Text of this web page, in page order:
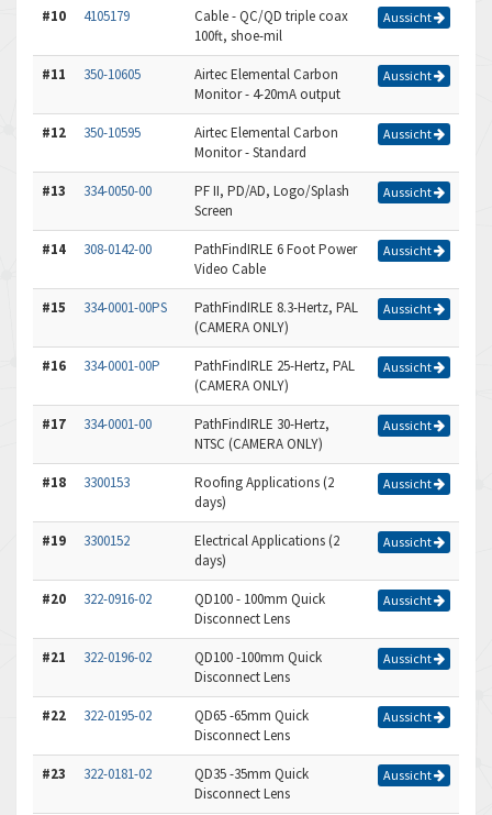
#10 4105179
Cable - QC/QD triple coax
100ft, shoe-mil
Aussicht
#11 350-10605
Airtec Elemental Carbon
Monitor - 4-20mA output
Aussicht
#12 350-10595
Airtec Elemental Carbon
Monitor - Standard
Aussicht
#13 334-0050-00
PF II, PD/AD, Logo/Splash
Screen
Aussicht
#14 308-0142-00
PathFindIRLE 6 Foot Power
Video Cable
Aussicht
#15 334-0001-00PS
PathFindIRLE 8.3-Hertz, PAL
(CAMERA ONLY)
Aussicht
#16 334-0001-00P
PathFindIRLE 25-Hertz, PAL
(CAMERA ONLY)
Aussicht
#17 334-0001-00
PathFindIRLE 30-Hertz,
NTSC (CAMERA ONLY)
Aussicht
#18 3300153
Roofing Applications (2
days)
Aussicht
#19 3300152
Electrical Applications (2
days)
Aussicht
#20 322-0916-02
QD100 - 100mm Quick
Disconnect Lens
Aussicht
#21 322-0196-02
QD100 -100mm Quick
Disconnect Lens
Aussicht
#22 322-0195-02
QD65 -65mm Quick
Disconnect Lens
Aussicht
#23 322-0181-02
QD35 -35mm Quick
Disconnect Lens
Aussicht